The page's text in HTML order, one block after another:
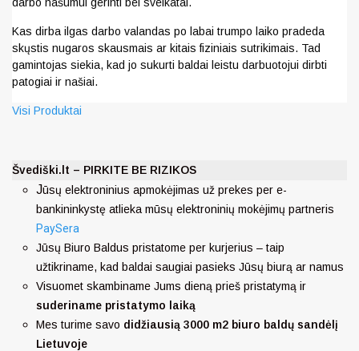
Kas dirba ilgas darbo valandas po labai trumpo laiko pradeda
skųstis nugaros skausmais ar kitais fiziniais sutrikimais. Tad
gamintojas siekia, kad jo sukurti baldai leistu darbuotojui dirbti
patogiai ir našiai.
Visi Produktai
Švediški.lt – PIRKITE BE RIZIKOS
Jūsų elektroninius apmokėjimas už prekes per e-
bankininkystę atlieka mūsų elektroninių mokėjimų partneris
PaySera
Jūsų Biuro Baldus pristatome per kurjerius – taip
užtikriname, kad baldai saugiai pasieks Jūsų biurą ar namus
Visuomet skambiname Jums dieną prieš pristatymą ir
suderiname pristatymo laiką
Mes turime savo didžiausią 3000 m2 biuro baldų sandėlį
Lietuvoje